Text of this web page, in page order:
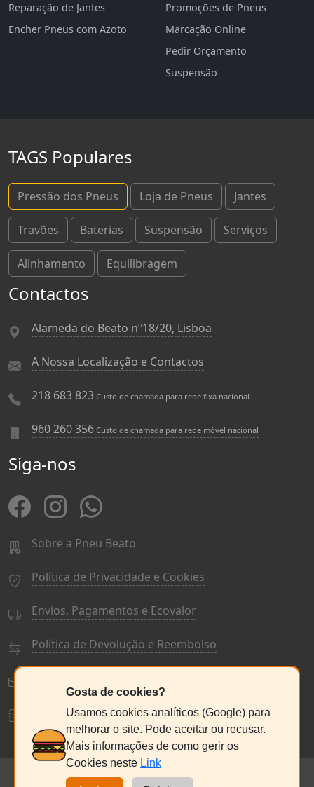
Reparação de Jantes
Encher Pneus com Azoto
Promoções de Pneus
Marcação Online
Pedir Orçamento
Suspensão
TAGS Populares
Pressão dos Pneus Loja de Pneus Jantes
Travões Baterias Suspensão Serviços
Alinhamento Equilibragem
Contactos
Alameda do Beato nº18/20, Lisboa
A Nossa Localização e Contactos
218 683 823 Custo de chamada para rede fixa nacional
960 260 356 Custo de chamada para rede móvel nacional
Siga-nos
Sobre a Pneu Beato
Política de Privacidade e Cookies
Envios, Pagamentos e Ecovalor
Política de Devolução e Reembolso
Livro de Reclamações
© PneuBeato 2025de Alberto Alexandre Silva Alves
Gosta de cookies?
Usamos cookies analíticos (Google) para
melhorar o site. Pode aceitar ou recusar.
Mais informações de como gerir os
Cookies neste Link